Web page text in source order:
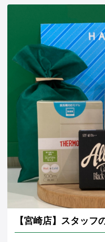
【宮崎店】スタッフ